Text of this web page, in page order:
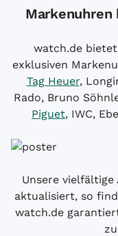
watch.de
exklusiven
Tag Heuer,
Rado, Bruno
Piguet, IWC,
Unsere
aktualisiert, so
watch.de